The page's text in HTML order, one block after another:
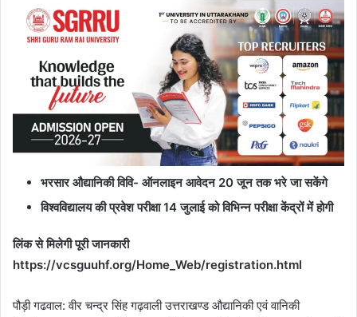
भरसार औद्यानिकी विवि- ऑनलाइन आवेदन 20 जून तक भरे जा सकेंगे
विश्वविद्यालय की प्रवेश परीक्षा14 जुलाई को विभिन्न परीक्षा केंद्रों में होगी
लिंक से मिलेगी पूरी जानकारी
https://vcsguuhf.org/Home_Web/registration.html
पौड़ी गढवाल: वीर चन्द्र सिंह गढ़वाली उत्तराखण्ड औद्यानिकी एवं वानिकी